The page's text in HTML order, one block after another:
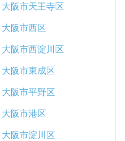
大阪市天王寺区
大阪市西区
大阪市西淀川区
大阪市東成区
大阪市平野区
大阪市港区
大阪市淀川区